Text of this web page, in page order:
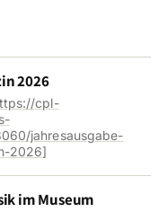
2026
cpl-
jahresausgabe-
2026]
im Museum